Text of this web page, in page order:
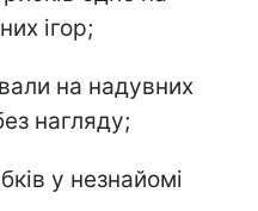
ігор;
на надувних
нагляду;
у незнайомі